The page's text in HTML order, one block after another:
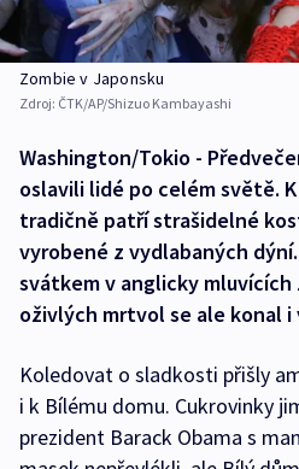
Zombie v Japonsku
Zdroj: ČTK/AP/Shizuo Kambayashi
Washington/Tokio -
oslavili lidé po celém světě.
tradičně patří strašidelné
vyrobené z vydlabaných
svátkem v anglicky
oživlých mrtvol se ale konal i
Koledovat o sladkosti přišly
i k Bílému domu. Cukrovinky
prezident Barack Obama s